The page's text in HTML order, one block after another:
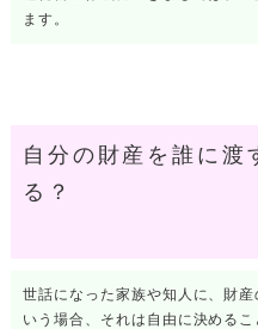
ます。
自分の財産を誰に渡
る？
世話になった家族や知人に、財
いう場合、それは自由に決める